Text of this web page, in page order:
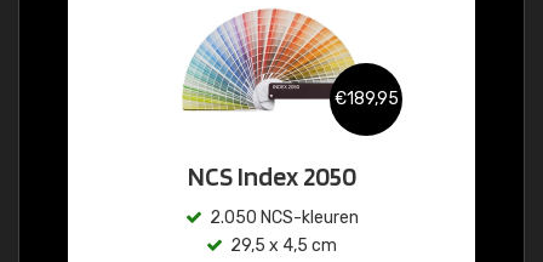
€189,95
NCS Index 2050
2.050 NCS-kleuren
29,5 x 4,5 cm